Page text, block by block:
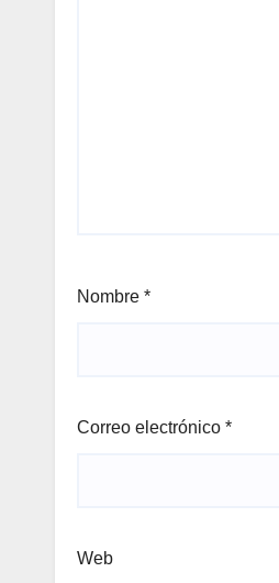
Nombre *
Correo electrónico *
Web